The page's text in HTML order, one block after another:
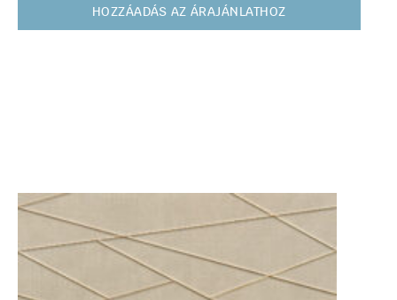
HOZZÁADÁS AZ ÁRAJÁNLATHOZ